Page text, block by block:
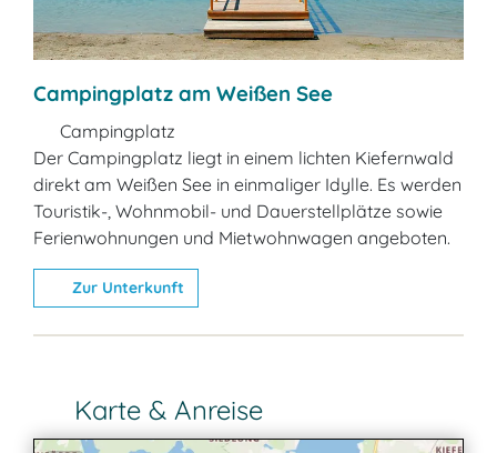
Campingplatz am Weißen See
Campingplatz
Der Campingplatz liegt in einem lichten Kiefernwald
direkt am Weißen See in einmaliger Idylle. Es werden
Touristik-, Wohnmobil- und Dauerstellplätze sowie
Ferienwohnungen und Mietwohnwagen angeboten.
Zur Unterkunft
Karte & Anreise